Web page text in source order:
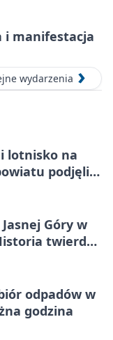
i manifestacja
wydarzenia
lotnisko na
podjęli
Góry w
twierdzy
odpadów w
godzina